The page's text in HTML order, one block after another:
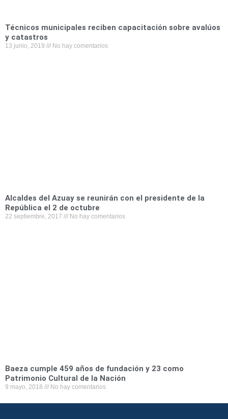
Técnicos municipales reciben capacitación sobre avalúos
y catastros
13 junio, 2019 No hay comentarios
Alcaldes del Azuay se reunirán con el presidente de la
República el 2 de octubre
22 septiembre, 2017 No hay comentarios
Baeza cumple 459 años de fundación y 23 como
Patrimonio Cultural de la Nación
9 mayo, 2018 No hay comentarios